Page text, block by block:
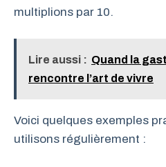
multiplions par 10.
Lire aussi : Quand la
rencontre l’art de vivre
Voici quelques exemples
utilisons régulièrement :